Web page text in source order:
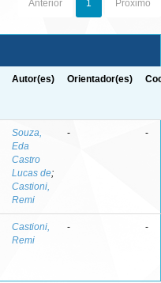
Anterior 1 Próximo
Autor(es) Orientador(es)
Souza,
Eda
Castro
Lucas de;
Castioni,
Remi
- -
Castioni,
Remi
- -